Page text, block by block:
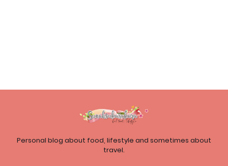
Personal blog about food, lifestyle and sometimes about
travel.